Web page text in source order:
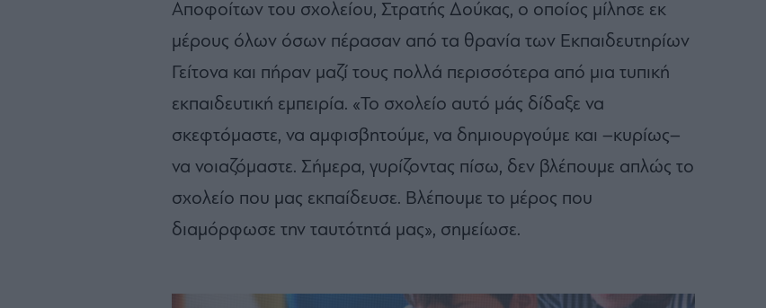
Αποφοίτων του σχολείου, Στρατής Δούκας, ο οποίος μίλησε εκ
μέρους όλων όσων πέρασαν από τα θρανία των Εκπαιδευτηρίων
Γείτονα και πήραν μαζί τους πολλά περισσότερα από μια τυπική
εκπαιδευτική εμπειρία. «Το σχολείο αυτό μάς δίδαξε να
σκεφτόμαστε, να αμφισβητούμε, να δημιουργούμε και –κυρίως–
να νοιαζόμαστε. Σήμερα, γυρίζοντας πίσω, δεν βλέπουμε απλώς το
σχολείο που μας εκπαίδευσε. Βλέπουμε το μέρος που
διαμόρφωσε την ταυτότητά μας», σημείωσε.